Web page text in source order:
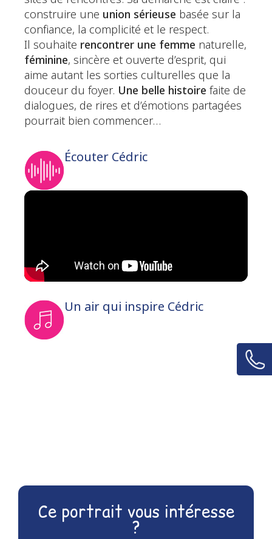
construire une union sérieuse basée sur la
confiance, la complicité et le respect.
Il souhaite rencontrer une femme naturelle,
féminine, sincère et ouverte d’esprit, qui
aime autant les sorties culturelles que la
douceur du foyer. Une belle histoire faite de
dialogues, de rires et d’émotions partagées
pourrait bien commencer…
Écouter Cédric
Un air qui inspire Cédric
Ce portrait vous intéresse
?